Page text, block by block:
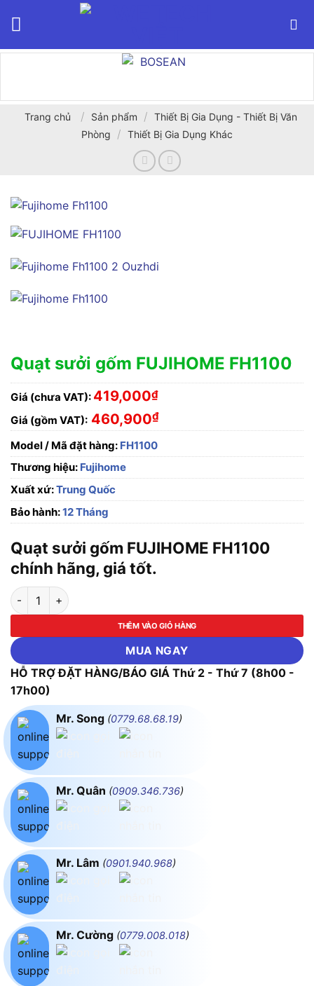
Trang chủ / Sản phẩm / Thiết Bị Gia Dụng - Thiết Bị Văn
Phòng
/ Thiết Bị Gia Dụng Khác
Quạt sưởi gốm FUJIHOME FH1100
Giá (chưa VAT): 419,000₫
Giá (gồm VAT): 460,900₫
Model / Mã đặt hàng: FH1100
Thương hiệu: Fujihome
Xuất xứ:Trung Quốc
Bảo hành:12 Tháng
Quạt sưởi gốm FUJIHOME FH1100
chính hãng, giá tốt.
Quạt sưởi gốm FUJIHOME FH1100 số lượng
THÊM VÀO GIỎ HÀNG
MUA NGAY
HỖ TRỢ ĐẶT HÀNG/BÁO GIÁ Thứ 2 - Thứ 7 (8h00 -
17h00)
Mr. Song (0779.68.68.19)
Mr. Quân (0909.346.736)
Mr. Lâm (0901.940.968)
Mr. Cường (0779.008.018)